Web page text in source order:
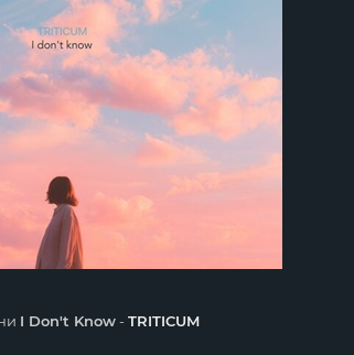
I Don't Know-TRITICUM